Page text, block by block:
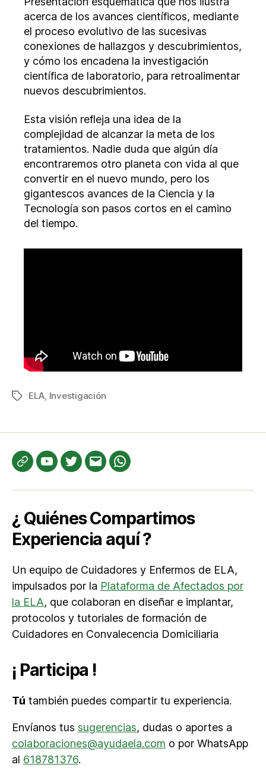
de
los
tratamientos
acerca de los avances científicos, mediante
el proceso evolutivo de las sucesivas
conexiones de hallazgos y descubrimientos,
y cómo los encadena la investigación
científica de laboratorio, para retroalimentar
nuevos descubrimientos.
Esta visión refleja una idea de la
complejidad de alcanzar la meta de los
tratamientos. Nadie duda que algún día
encontraremos otro planeta con vida al que
convertir en el nuevo mundo, pero los
gigantescos avances de la Ciencia y la
Tecnología son pasos cortos en el camino
del tiempo.
Etiquetas
ELA Investigación
Te
YouTubeTwitterCorreoWhatsApp
¿ Quiénes Compartimos
Experiencia aquí ?
Un equipo de Cuidadores y Enfermos de ELA,
impulsados por la Plataforma de Afectados por
la ELA, que colaboran en diseñar e implantar,
protocolos y tutoriales de formación de
Cuidadores en Convalecencia Domiciliaria
¡ Participa !
Tú también puedes compartir tu experiencia.
Envíanos tus sugerencias, dudas o aportes a
colaboraciones@ayudaela.com o por WhatsApp
al 618781376.